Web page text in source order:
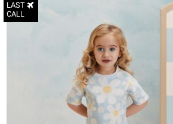
LAST
CALL